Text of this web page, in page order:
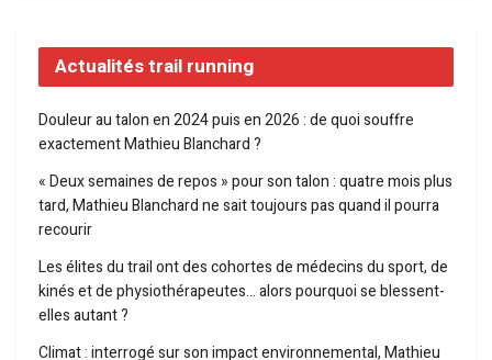
Actualités trail running
Douleur au talon en 2024 puis en 2026 : de quoi souffre
exactement Mathieu Blanchard ?
« Deux semaines de repos » pour son talon : quatre mois plus
tard, Mathieu Blanchard ne sait toujours pas quand il pourra
recourir
Les élites du trail ont des cohortes de médecins du sport, de
kinés et de physiothérapeutes… alors pourquoi se blessent-
elles autant ?
Climat : interrogé sur son impact environnemental, Mathieu